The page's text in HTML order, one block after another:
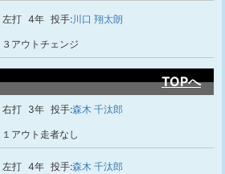
左打 4年 投手:川口 翔太朗
３アウトチェンジ
TOPへ
右打 3年 投手:森木 千汰郎
１アウト走者なし
左打 4年 投手:森木 千汰郎